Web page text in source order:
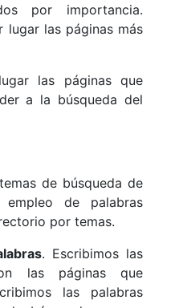
por importancia.
lugar las páginas más
las páginas que
a la búsqueda del
de búsqueda de
empleo de palabras
por temas.
. Escribimos las
las páginas que
las palabras